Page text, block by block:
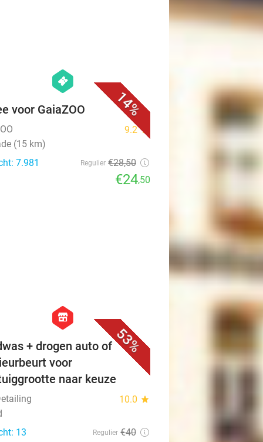
14%
hexagon
events
voor GaiaZOO
9.2star
(15 km)
7.981
Regulier €28,50
€24,50
53%
hexagon
store
+ drogen auto of
voor
naar keuze
10.0 star
13
Regulier €40